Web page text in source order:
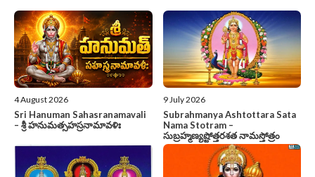
4 August 2026
Sri Hanuman Sahasranamavali
– శ్రీ హనుమత్సహస్రనామావళిః
9 July 2026
Subrahmanya Ashtottara Sata
Nama Stotram –
సుబ్రహ్మణ్యష్టోత్తరశత నామస్తోత్రం